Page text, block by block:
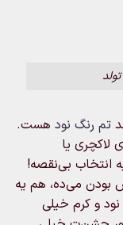
تم رنگ نود هست.
لاکچری یا
انتخاب بی‌نقصه!
بودن می‌ده، هم یه
و کرم خیلی